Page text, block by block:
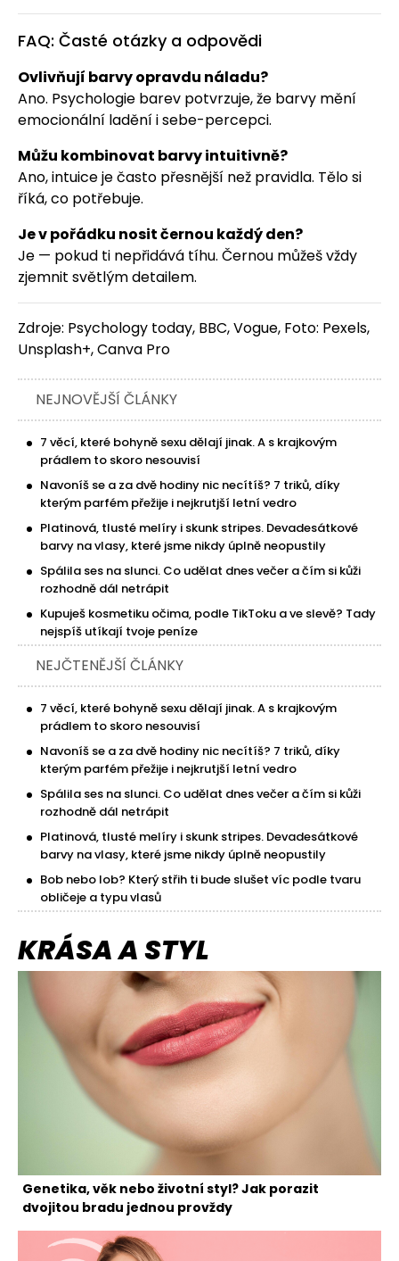
FAQ: Časté otázky a odpovědi
Ovlivňují barvy opravdu náladu?
Ano. Psychologie barev potvrzuje, že barvy mění
emocionální ladění i sebe-percepci.
Můžu kombinovat barvy intuitivně?
Ano, intuice je často přesnější než pravidla. Tělo si
říká, co potřebuje.
Je v pořádku nosit černou každý den?
Je — pokud ti nepřidává tíhu. Černou můžeš vždy
zjemnit světlým detailem.
Zdroje: Psychology today, BBC, Vogue, Foto: Pexels,
Unsplash+, Canva Pro
NEJNOVĚJŠÍ ČLÁNKY
7 věcí, které bohyně sexu dělají jinak. A s krajkovým
prádlem to skoro nesouvisí
Navoníš se a za dvě hodiny nic necítíš? 7 triků, díky
kterým parfém přežije i nejkrutjší letní vedro
Platinová, tlusté melíry i skunk stripes. Devadesátkové
barvy na vlasy, které jsme nikdy úplně neopustily
Spálila ses na slunci. Co udělat dnes večer a čím si kůži
rozhodně dál netrápit
Kupuješ kosmetiku očima, podle TikToku a ve slevě? Tady
nejspíš utíkají tvoje peníze
NEJČTENĚJŠÍ ČLÁNKY
7 věcí, které bohyně sexu dělají jinak. A s krajkovým
prádlem to skoro nesouvisí
Navoníš se a za dvě hodiny nic necítíš? 7 triků, díky
kterým parfém přežije i nejkrutjší letní vedro
Spálila ses na slunci. Co udělat dnes večer a čím si kůži
rozhodně dál netrápit
Platinová, tlusté melíry i skunk stripes. Devadesátkové
barvy na vlasy, které jsme nikdy úplně neopustily
Bob nebo lob? Který střih ti bude slušet víc podle tvaru
obličeje a typu vlasů
KRÁSA A STYL
Genetika, věk nebo životní styl? Jak porazit
dvojitou bradu jednou provždy